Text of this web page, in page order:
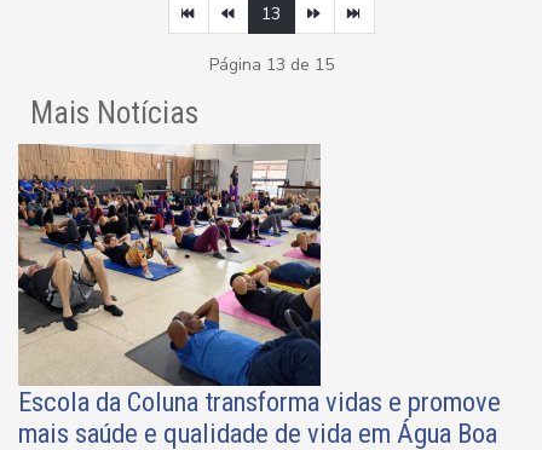
13
Página 13 de 15
Mais Notícias
Escola da Coluna transforma vidas e promove
mais saúde e qualidade de vida em Água Boa